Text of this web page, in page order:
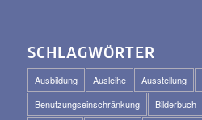
SCHLAGWÖRTER
Ausbildung Ausleihe Ausstellung
Benutzungseinschränkung
Bilderbuch